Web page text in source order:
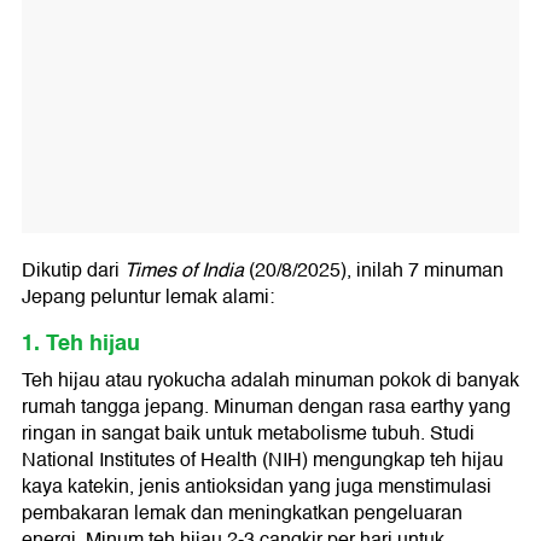
Dikutip dari Times of India(20/8/2025), inilah 7 minuman
Jepang peluntur lemak alami:
1. Teh hijau
Teh hijau atau ryokucha adalah minuman pokok di banyak
rumah tangga jepang. Minuman dengan rasa earthy yang
ringan in sangat baik untuk metabolisme tubuh. Studi
National Institutes of Health (NIH) mengungkap teh hijau
kaya katekin, jenis antioksidan yang juga menstimulasi
pembakaran lemak dan meningkatkan pengeluaran